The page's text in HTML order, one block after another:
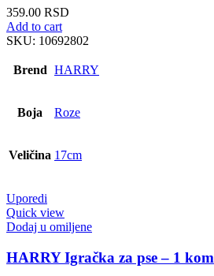
359.00 RSD
Add to cart
SKU: 10692802
Brend HARRY
Boja Roze
Veličina 17cm
Uporedi
Quick view
Dodaj u omiljene
HARRY Igračka za pse – 1 kom